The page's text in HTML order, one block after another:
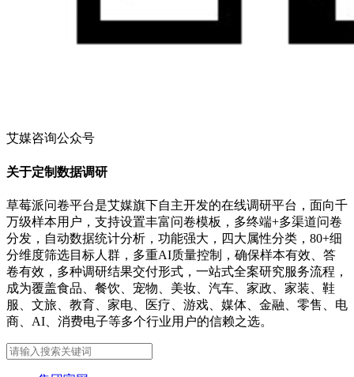
艾媒咨询公众号
关于定制数据调研
草莓派问卷平台是艾媒旗下自主开发的在线调研平台，面向千
万级样本用户，支持设置丰富问卷模板，多终端+多渠道问卷
分发，自动数据统计分析，功能强大，四大属性分类，80+细
分维度筛选目标人群，多重AI质量控制，确保样本有效、答
卷有效，多种调研结果交付形式，一站式全案研究服务流程，
成为覆盖食品、餐饮、宠物、美妆、汽车、家政、家装、鞋
服、文旅、教育、家电、医疗、游戏、媒体、金融、零售、电
商、AI、消费电子等多个行业用户的信赖之选。